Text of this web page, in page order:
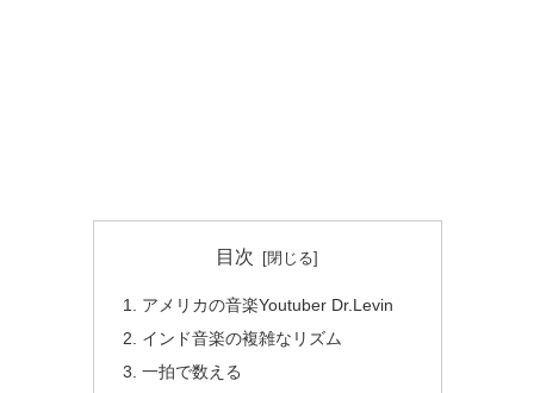
目次
アメリカの音楽Youtuber Dr.Levin
インド音楽の複雑なリズム
一拍で数える